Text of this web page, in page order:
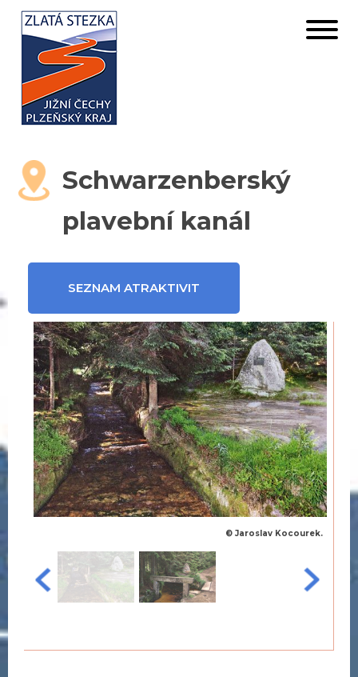
Schwarzenberský
plavební kanál
SEZNAM ATRAKTIVIT
© Jaroslav Kocourek.